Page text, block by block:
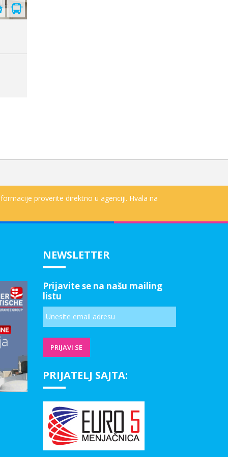
proverite direktno u agenciji. Hvala na
NEWSLETTER
Prijavite se na našu mailing
listu
PRIJATELJ SAJTA: